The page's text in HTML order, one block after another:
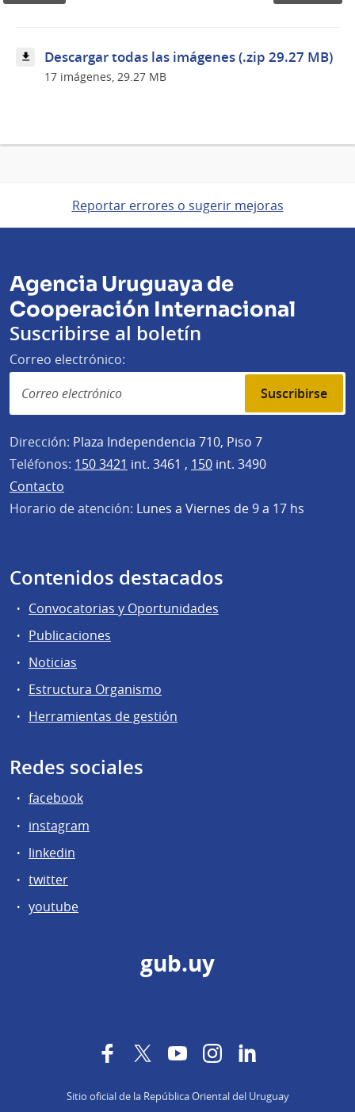
Descargar todas las imágenes (.zip 29.27 MB)
17 imágenes, 29.27 MB
Reportar errores o sugerir mejoras
Agencia Uruguaya de
Cooperación Internacional
Suscribirse al boletín
Correo electrónico:
Suscribirse
Dirección: Plaza Independencia 710, Piso 7
Teléfonos: 150 3421 int. 3461 , 150 int. 3490
Contacto
Horario de atención: Lunes a Viernes de 9 a 17 hs
Contenidos destacados
Convocatorias y Oportunidades
Publicaciones
Noticias
Estructura Organismo
Herramientas de gestión
Redes sociales
facebook
instagram
linkedin
twitter
youtube
gub.uy
FacebookTwitterYouTubeInstagram
Sitio oficial de la República Oriental del Uruguay